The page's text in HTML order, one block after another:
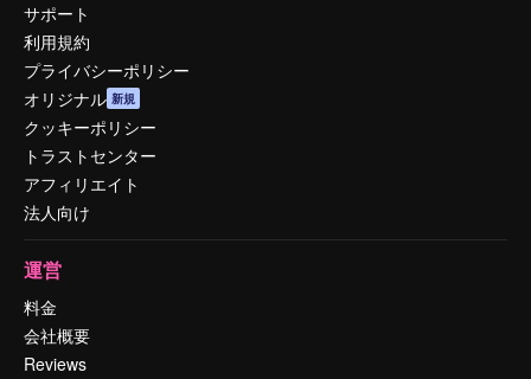
サポート
利用規約
プライバシーポリシー
オリジナル 新規
クッキーポリシー
トラストセンター
アフィリエイト
法人向け
運営
料金
会社概要
Reviews